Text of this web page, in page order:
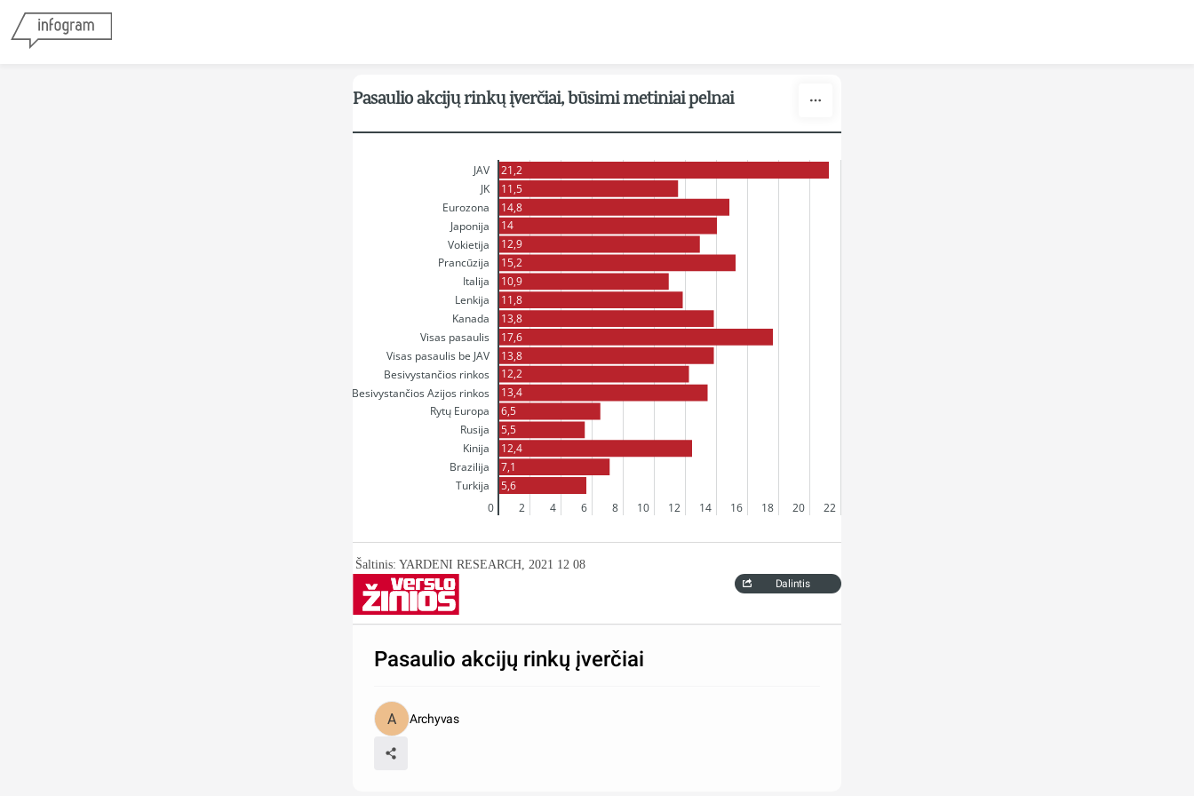
Pasaulio akcijų rinkų įverčiai, būsimi metiniai pelnai
JAV
JK
Eurozona
Japonija
Vokietija
Prancūzija
Italija
Lenkija
Kanada
Visas pasaulis
Visas pasaulis be JAV
Besivystančios rinkos
Besivystančios Azijos rinkos
Rytų Europa
Rusija
Kinija
Brazilija
Turkija
0 2 4 6 8 10 12 14 16 18 20 22
21,2
11,5
14,8
14
12,9
15,2
10,9
11,8
13,8
17,6
13,8
12,2
13,4
6,5
5,5
12,4
7,1
5,6
Šaltinis: YARDENI RESEARCH, 2021 12 08
Dalintis
Pasaulio akcijų rinkų įverčiai
Archyvas